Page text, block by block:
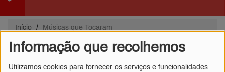
Informação que recolhemos
Utilizamos cookies para fornecer os serviços e funcionalidades
Início Músicas que Tocaram
Músicas que Tocaram